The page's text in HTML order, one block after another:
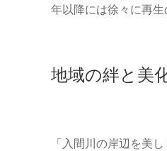
年以降には徐々に再
地域の絆と美
「入間川の岸辺を美